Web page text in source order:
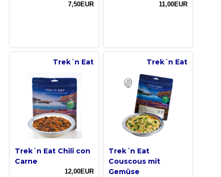
7,50EUR 11,00EUR
Trek´n Eat
Trek´n Eat Chili con
Carne
12,00EUR
Trek´n Eat
Trek´n Eat
Couscous mit
Gemüse